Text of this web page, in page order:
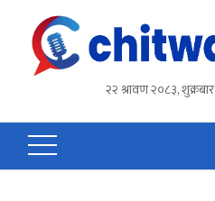
२२ श्रावण २०८३,